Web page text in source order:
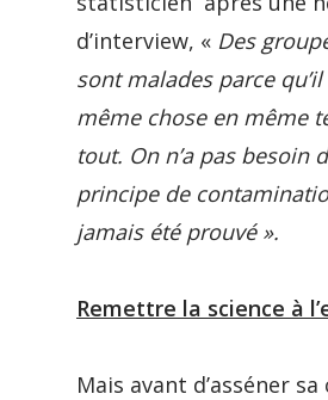
d’interview, « Des
sont malades parce
même chose en même
tout. On n’a pas besoin
principe de
jamais été prouvé ».
Remettre la science à
Mais avant d’asséner